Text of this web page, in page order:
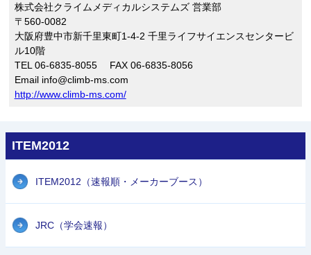
株式会社クライムメディカルシステムズ 営業部
〒560-0082
大阪府豊中市新千里東町1-4-2 千里ライフサイエンスセンタービ
ル10階
TEL 06-6835-8055 FAX 06-6835-8056
Email info@climb-ms.com
http://www.climb-ms.com/
ITEM2012
ITEM2012（速報順・メーカーブース）
JRC（学会速報）